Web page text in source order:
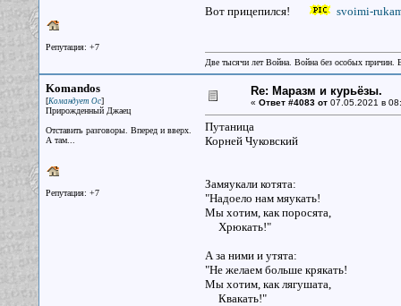
Репутация: +7
Вот прицепился! svoimi-
Две тысячи лет Война. Война без особых
Komandos
[Командует Ос]
Прирожденный Джаец
Отставить разговоры. Вперед и вверх.
А там...
Репутация: +7
Re: Маразм и курьёзы.
« Ответ #4083 от07.05.2021 в
Путаница
Корней Чуковский
Замяукали котята:
"Надоело нам мяукать!
Мы хотим, как поросята,
Хрюкать!"
А за ними и утята:
"Не желаем больше крякать!
Мы хотим, как лягушата,
Квакать!"